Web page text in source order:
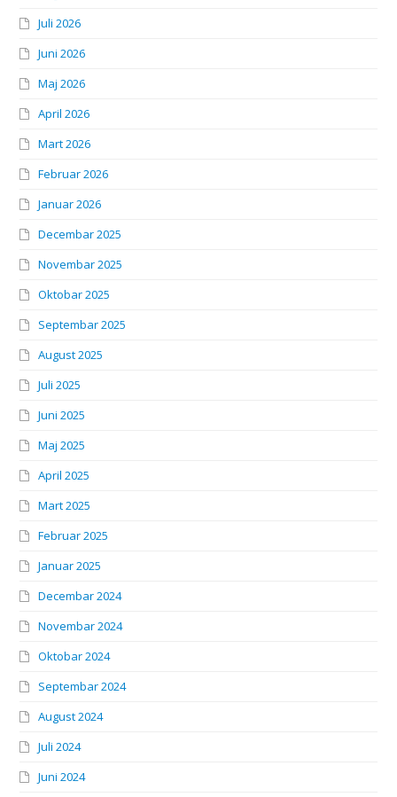
Juli 2026
Juni 2026
Maj 2026
April 2026
Mart 2026
Februar 2026
Januar 2026
Decembar 2025
Novembar 2025
Oktobar 2025
Septembar 2025
August 2025
Juli 2025
Juni 2025
Maj 2025
April 2025
Mart 2025
Februar 2025
Januar 2025
Decembar 2024
Novembar 2024
Oktobar 2024
Septembar 2024
August 2024
Juli 2024
Juni 2024